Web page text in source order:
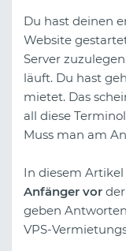
Du hast deinen
Website
Server
läuft. Du hast
mietet. Das
all diese
Muss man am
In diesem
Anfänger vor
geben
VPS-